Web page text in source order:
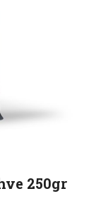
250gr